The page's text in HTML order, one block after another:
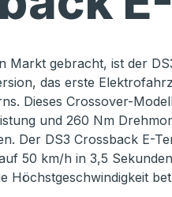
Markt gebracht, ist der
das erste
Dieses Crossover-
und 260 Nm
Der DS3 Crossback E-
50 km/h in 3,5
Höchstgeschwindigkeit